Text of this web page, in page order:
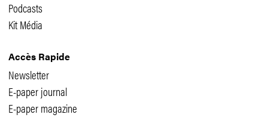
Podcasts
Kit Média
Accès Rapide
Newsletter
E-paper journal
E-paper magazine